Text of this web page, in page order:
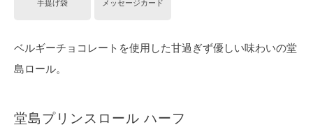
手提げ袋 メッセージカード
ベルギーチョコレートを使用した甘過ぎず優しい味わいの堂
島ロール。
堂島プリンスロール ハーフ